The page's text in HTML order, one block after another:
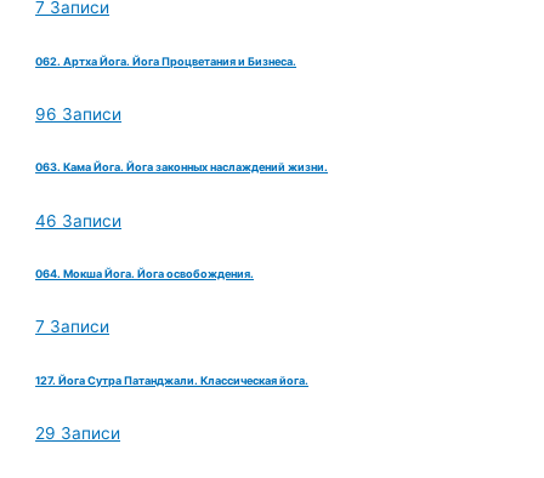
7 Записи
062. Артха Йога. Йога Процветания и Бизнеса.
96 Записи
063. Кама Йога. Йога законных наслаждений жизни.
46 Записи
064. Мокша Йога. Йога освобождения.
7 Записи
127. Йога Сутра Патанджали. Классическая йога.
29 Записи